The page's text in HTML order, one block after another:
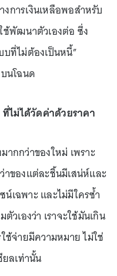
การเงินเหลือพอสำหรับ
ช้พัฒนาตัวเองต่อ ซึ่ง
ที่ไม่ต้องเป็นหนี้”
นโฉนด
ไม่ได้วัดค่าด้วยราคา
กกว่าของใหม่ เพราะ
าของแต่ละชิ้นมีเสน่ห์และ
น์เฉพาะ และไม่มีใครซ้ำ
วเองว่า เราจะใช้มันเกิน
ช้จ่ายมีความหมาย ไม่ใช่
ยลเท่านั้น